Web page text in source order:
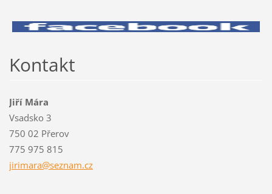
Kontakt
Jiří Mára
Vsadsko 3
750 02 Přerov
775 975 815
jirimara@seznam.cz